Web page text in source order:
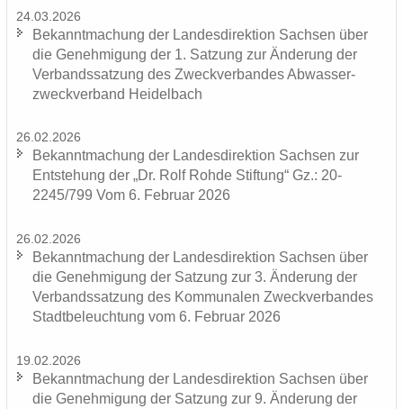
24.03.2026
Be­kannt­ma­chung der Lan­des­di­rek­ti­on Sach­sen über
die Ge­neh­mi­gung der 1. Sat­zung zur Än­de­rung der
Ver­bands­sat­zung des Zweck­ver­ban­des Ab­was­ser­
zweck­ver­band Hei­del­bach
26.02.2026
Be­kannt­ma­chung der Lan­des­di­rek­ti­on Sach­sen zur
Ent­ste­hung der „Dr. Rolf Rohde Stif­tung“ Gz.: 20-
2245/799 Vom 6. Fe­bru­ar 2026
26.02.2026
Be­kannt­ma­chung der Lan­des­di­rek­ti­on Sach­sen über
die Ge­neh­mi­gung der Sat­zung zur 3. Än­de­rung der
Ver­bands­sat­zung des Kom­mu­na­len Zweck­ver­ban­des
Stadt­be­leuch­tung vom 6. Fe­bru­ar 2026
19.02.2026
Be­kannt­ma­chung der Lan­des­di­rek­ti­on Sach­sen über
die Ge­neh­mi­gung der Sat­zung zur 9. Än­de­rung der